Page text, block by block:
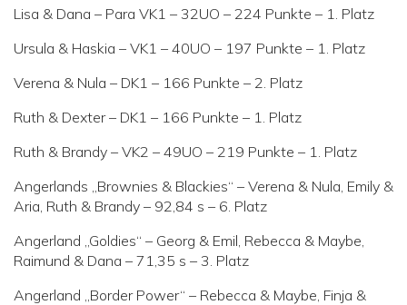
Lisa & Dana – Para VK1 – 32UO – 224 Punkte – 1. Platz
Ursula & Haskia – VK1 – 40UO – 197 Punkte – 1. Platz
Verena & Nula – DK1 – 166 Punkte – 2. Platz
Ruth & Dexter – DK1 – 166 Punkte – 1. Platz
Ruth & Brandy – VK2 – 49UO – 219 Punkte – 1. Platz
Angerlands „Brownies & Blackies“ – Verena & Nula, Emily &
Aria, Ruth & Brandy – 92,84 s – 6. Platz
Angerland „Goldies“ – Georg & Emil, Rebecca & Maybe,
Raimund & Dana – 71,35 s – 3. Platz
Angerland „Border Power“ – Rebecca & Maybe, Finja &